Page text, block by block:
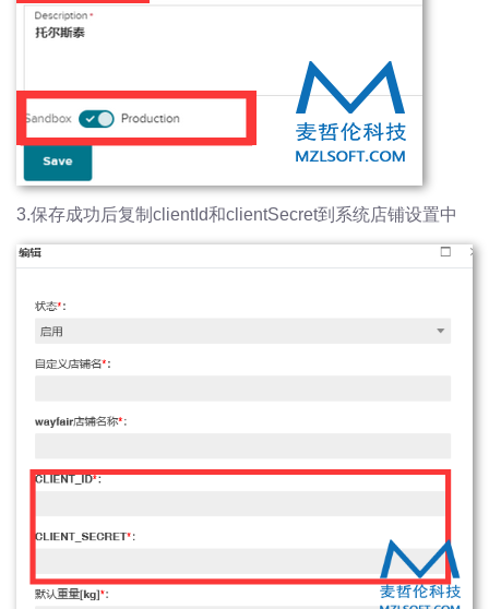
3.保存成功后复制clientId和clientSecret到系统店铺设置中